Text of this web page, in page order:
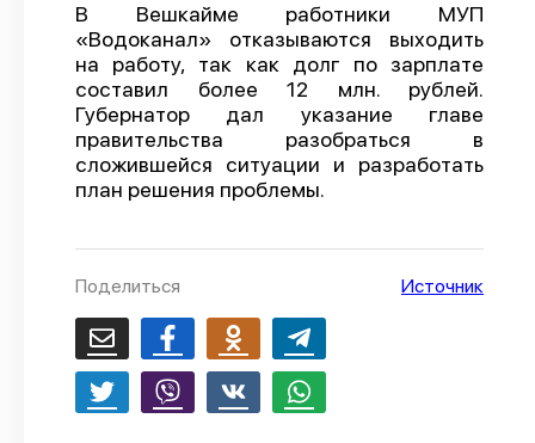
Отчеты
Предложить публикацию
Справочник
О проекте
В Вешкайме работники МУП
«Водоканал» отказываются выходить
на работу, так как долг по зарплате
составил более 12 млн. рублей.
Губернатор дал указание главе
правительства разобраться в
сложившейся ситуации и разработать
план решения проблемы.
Поделиться Источник